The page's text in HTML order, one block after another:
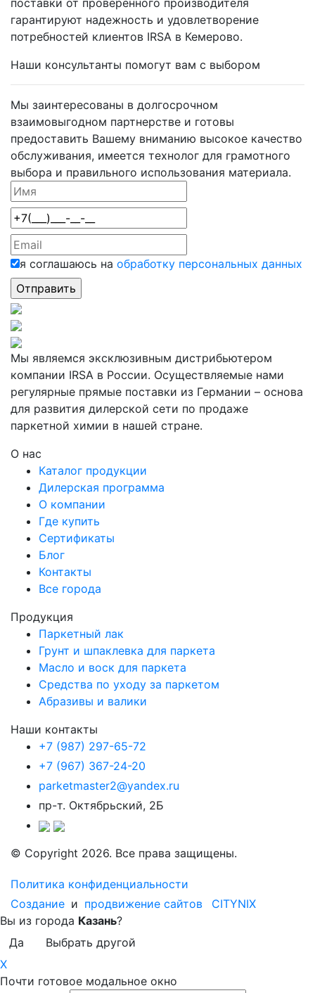
поставки от проверенного производителя
гарантируют надежность и удовлетворение
потребностей клиентов IRSA в Кемерово.
Наши консультанты помогут вам с выбором
Мы заинтересованы в долгосрочном
взаимовыгодном партнерстве и готовы
предоставить Вашему вниманию высокое качество
обслуживания, имеется технолог для грамотного
выбора и правильного использования материала.
я соглашаюсь на обработку персональных данных
Мы являемся эксклюзивным дистрибьютером
компании IRSA в России. Осуществляемые нами
регулярные прямые поставки из Германии – основа
для развития дилерской сети по продаже
паркетной химии в нашей стране.
О нас
Каталог продукции
Дилерская программа
О компании
Где купить
Сертификаты
Блог
Контакты
Все города
Продукция
Паркетный лак
Грунт и шпаклевка для паркета
Масло и воск для паркета
Средства по уходу за паркетом
Абразивы и валики
Наши контакты
+7 (987) 297-65-72
+7 (967) 367-24-20
parketmaster2@yandex.ru
пр-т. Октябрьский, 2Б
© Copyright 2026. Все права защищены.
Политика конфиденциальности
Создание и продвижение сайтов
CITYNIX
Вы из города Казань?
Да
Выбрать другой
X
Почти готовое модальное окно